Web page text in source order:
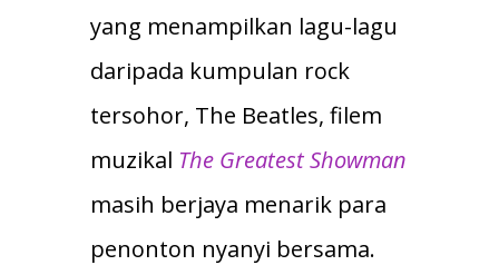
yang menampilkan lagu-lagu
daripada kumpulan rock
tersohor, The Beatles, filem
muzikal The Greatest Showman
masih berjaya menarik para
penonton nyanyi bersama.